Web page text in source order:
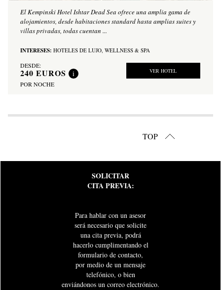
El Kempinski Hotel Ishtar Dead Sea ofrece una amplia gama de
alojamientos, desde habitaciones standard hasta amplias suites y
villas privadas, todas cuentan ...
INTERESES: HOTELES DE LUJO, WELLNESS & SPA
DESDE:
240 EUROS i
POR NOCHE
VER HOTEL
TOP
SOLICITAR
CITA PREVIA:
Para hablar con un asesor
será necesario que solicite
una cita previa, podrá
hacerlo cumplimentando el
formulario de contacto,
por medio de un mensaje
telefónico, o bien
enviándonos un correo electrónico.